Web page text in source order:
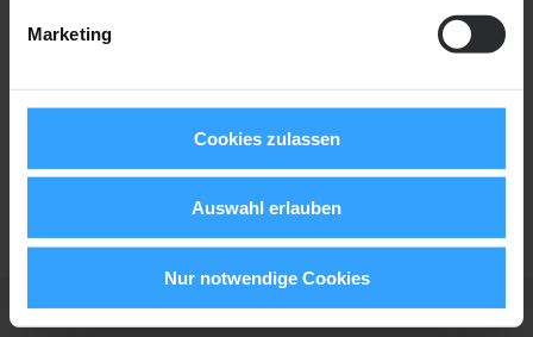
Marketing
Cookies zulassen
Auswahl erlauben
Nur notwendige Cookies